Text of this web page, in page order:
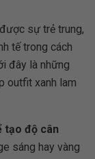
sự trẻ trung,
tế trong cách
đây là những
outfit xanh lam
tạo độ cân
sáng hay vàng